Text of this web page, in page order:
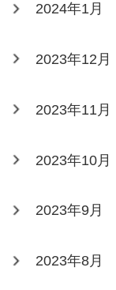
2024年1月
2023年12月
2023年11月
2023年10月
2023年9月
2023年8月